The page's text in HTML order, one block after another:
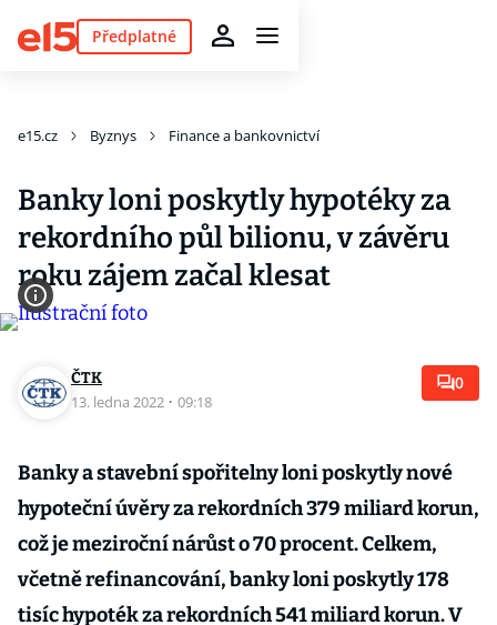
Předplatné
e15.cz Byznys Finance a bankovnictví
Banky loni poskytly hypotéky za
rekordního půl bilionu, v závěru
roku zájem začal klesat
ČTK
13. ledna 2022 · 09:18
0
Banky a stavební spořitelny loni poskytly nové
hypoteční úvěry za rekordních 379 miliard korun,
což je meziroční nárůst o 70 procent. Celkem,
včetně refinancování, banky loni poskytly 178
tisíc hypoték za rekordních 541 miliard korun. V